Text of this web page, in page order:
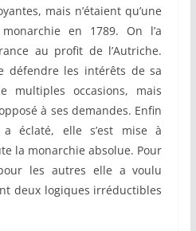
mais n’étaient qu’une
en 1789. On l’a
au profit de l’Autriche.
défendre les intérêts de sa
multiples occasions, mais
à ses demandes. Enfin
éclaté, elle s’est mise à
la monarchie absolue. Pour
les autres elle a voulu
deux logiques irréductibles